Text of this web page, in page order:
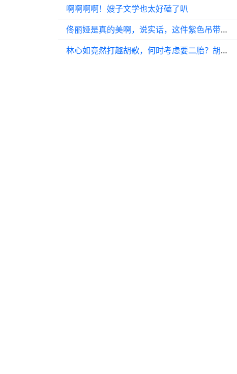
啊啊啊啊！嫂子文学也太好磕了叭
佟丽娅是真的美啊，说实话，这件紫色吊带裙不太适合她，太漏，风尘味太重
林心如竟然打趣胡歌，何时考虑要二胎？胡歌以高情商回应，全场笑声不断